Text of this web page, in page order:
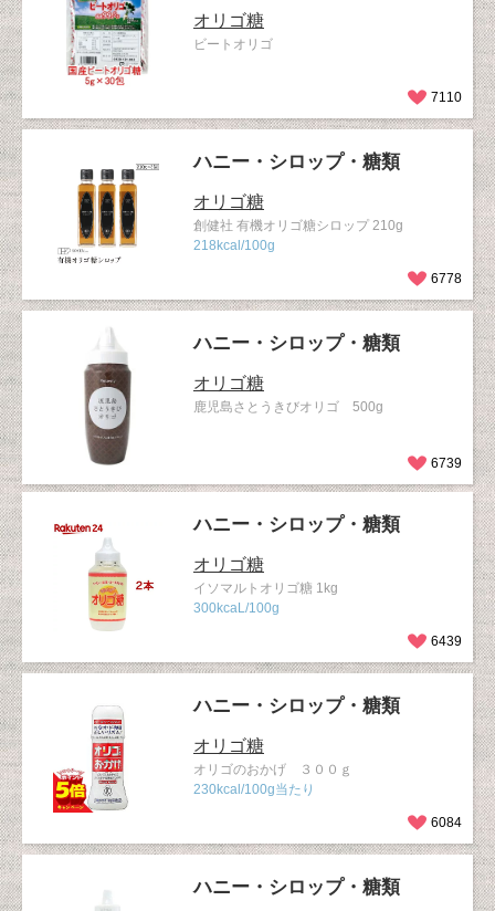
オリゴ糖
ビートオリゴ
7110
ハニー・シロップ・糖類
オリゴ糖
創健社 有機オリゴ糖シロップ 210g
218kcal/100g
6778
ハニー・シロップ・糖類
オリゴ糖
鹿児島さとうきびオリゴ 500g
6739
ハニー・シロップ・糖類
オリゴ糖
イソマルトオリゴ糖 1kg
300kcaL/100g
6439
ハニー・シロップ・糖類
オリゴ糖
オリゴのおかげ ３００ｇ
230kcal/100g当たり
6084
ハニー・シロップ・糖類